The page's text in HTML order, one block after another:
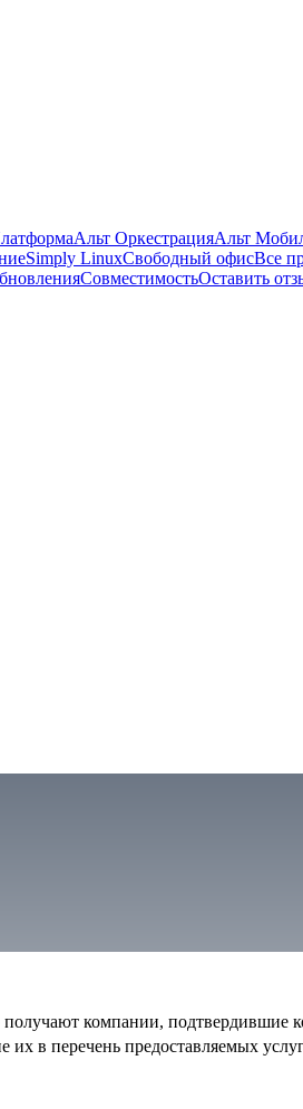
Альт ОркестрацияАльт
Simply LinuxСвободный офисВсе
СовместимостьОставить
получают компании, подтвердившие
в перечень предоставляемых